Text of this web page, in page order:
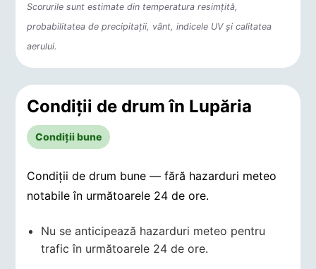
Scorurile sunt estimate din temperatura resimțită,
probabilitatea de precipitații, vânt, indicele UV și calitatea
aerului.
Condiții de drum în Lupăria
Condiții bune
Condiții de drum bune — fără hazarduri meteo
notabile în următoarele 24 de ore.
Nu se anticipează hazarduri meteo pentru
trafic în următoarele 24 de ore.